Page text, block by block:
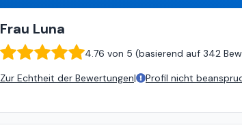
Frau Luna
4.76 von 5 (basierend auf 342
Zur Echtheit der Bewertungen| Profil nicht